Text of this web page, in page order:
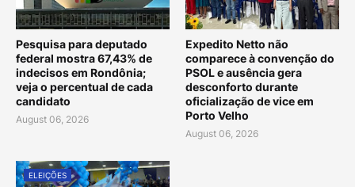
Pesquisa para deputado
federal mostra 67,43% de
indecisos em Rondônia;
veja o percentual de cada
candidato
August 06, 2026
Expedito Netto não
comparece à convenção do
PSOL e ausência gera
desconforto durante
oficialização de vice em
Porto Velho
August 06, 2026
ELEIÇÕES